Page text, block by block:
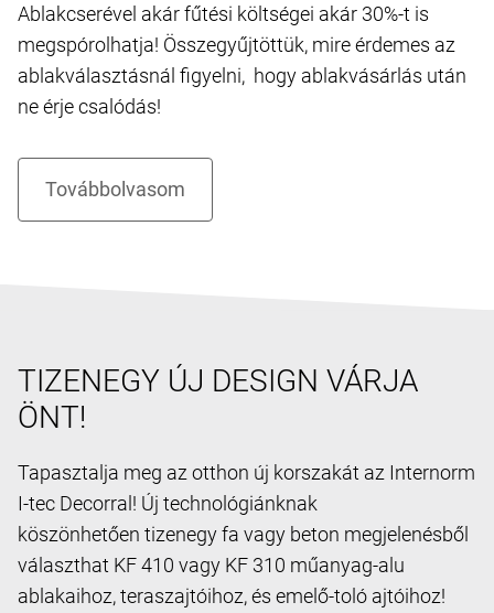
Ablakcserével akár fűtési költségei akár 30%-t is
megspórolhatja! Összegyűjtöttük, mire érdemes az
ablakválasztásnál figyelni, hogy ablakvásárlás után
ne érje csalódás!
TIZENEGY ÚJ DESIGN VÁRJA
ÖNT!
Tapasztalja meg az otthon új korszakát az Internorm
I-tec Decorral! Új technológiánknak
köszönhetően tizenegy fa vagy beton megjelenésből
választhat KF 410 vagy KF 310 műanyag-alu
ablakaihoz, teraszajtóihoz, és emelő-toló ajtóihoz!